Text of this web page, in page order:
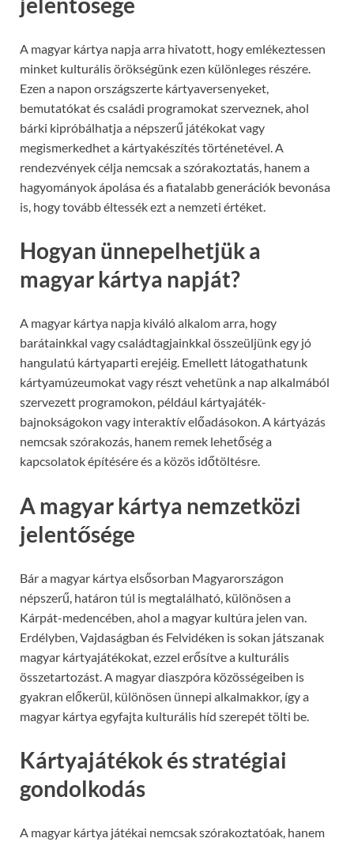
A magyar kártya napja arra hivatott, hogy emlékeztessen
minket kulturális örökségünk ezen különleges részére.
Ezen a napon országszerte kártyaversenyeket,
bemutatókat és családi programokat szerveznek, ahol
bárki kipróbálhatja a népszerű játékokat vagy
megismerkedhet a kártyakészítés történetével. A
rendezvények célja nemcsak a szórakoztatás, hanem a
hagyományok ápolása és a fiatalabb generációk bevonása
is, hogy tovább éltessék ezt a nemzeti értéket.
Hogyan ünnepelhetjük a
magyar kártya napját?
A magyar kártya napja kiváló alkalom arra, hogy
barátainkkal vagy családtagjainkkal összeüljünk egy jó
hangulatú kártyaparti erejéig. Emellett látogathatunk
kártyamúzeumokat vagy részt vehetünk a nap alkalmából
szervezett programokon, például kártyajáték-
bajnokságokon vagy interaktív előadásokon. A kártyázás
nemcsak szórakozás, hanem remek lehetőség a
kapcsolatok építésére és a közös időtöltésre.
A magyar kártya nemzetközi
jelentősége
Bár a magyar kártya elsősorban Magyarországon
népszerű, határon túl is megtalálható, különösen a
Kárpát-medencében, ahol a magyar kultúra jelen van.
Erdélyben, Vajdaságban és Felvidéken is sokan játszanak
magyar kártyajátékokat, ezzel erősítve a kulturális
összetartozást. A magyar diaszpóra közösségeiben is
gyakran előkerül, különösen ünnepi alkalmakkor, így a
magyar kártya egyfajta kulturális híd szerepét tölti be.
Kártyajátékok és stratégiai
gondolkodás
A magyar kártya játékai nemcsak szórakoztatóak, hanem